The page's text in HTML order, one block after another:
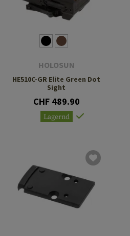
HOLOSUN
HE510C-GR Elite Green Dot
Sight
CHF 489.90
Lagernd